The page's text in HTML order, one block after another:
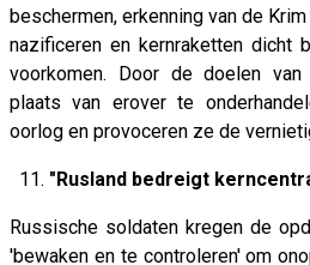
beschermen, erkenning van de
nazificeren en kernraketten dicht
voorkomen. Door de doelen
plaats van erover te
oorlog en provoceren ze de
11. "Rusland bedreigt
Russische soldaten kregen de
'bewaken en te controleren' om